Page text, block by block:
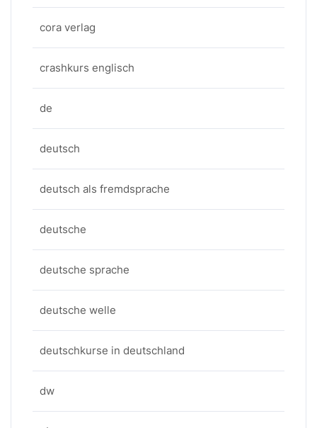
cora verlag
crashkurs englisch
de
deutsch
deutsch als fremdsprache
deutsche
deutsche sprache
deutsche welle
deutschkurse in deutschland
dw